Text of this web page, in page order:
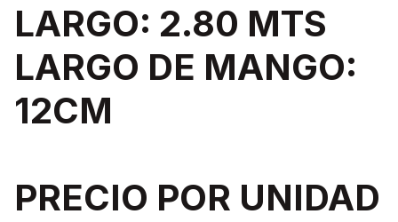
LARGO: 2.80 MTS
LARGO DE MANGO:
12CM
PRECIO POR UNIDAD